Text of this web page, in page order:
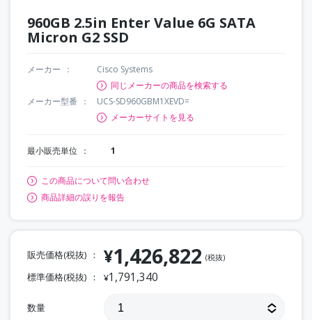
960GB 2.5in Enter Value 6G SATA
Micron G2 SSD
メーカー
Cisco Systems
同じメーカーの商品を検索する
メーカー型番
UCS-SD960GBM1XEVD=
メーカーサイトを見る
最小販売単位 1
この商品について問い合わせ
商品詳細の誤りを報告
販売価格(税抜) ¥1,426,822 (税抜)
標準価格(税抜) ¥1,791,340
数量